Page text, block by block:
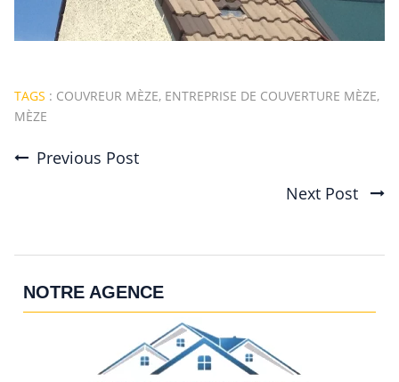
TAGS : COUVREUR MÈZE, ENTREPRISE DE COUVERTURE MÈZE,
MÈZE
Post
navigation
Previous Post
Next Post
NOTRE AGENCE